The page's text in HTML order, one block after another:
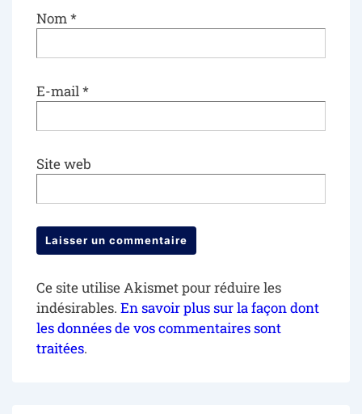
Nom*
E-mail*
Site web
Ce site utilise Akismet pour réduire les
indésirables. En savoir plus sur la façon dont
les données de vos commentaires sont
traitées.